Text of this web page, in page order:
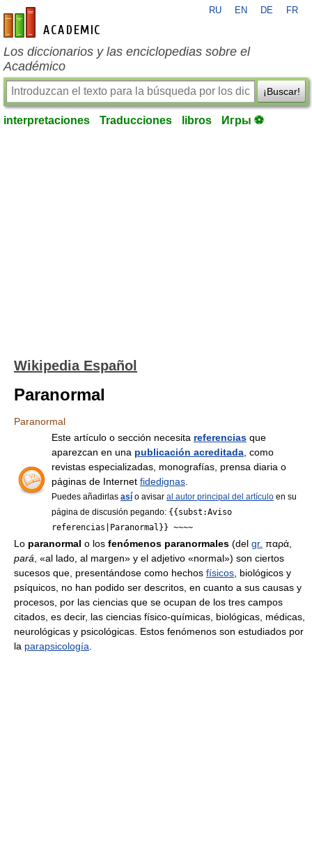
es-academic.com
RU EN DE FR
Los diccionarios y las enciclopedias sobre el
Académico
¡Buscar!
interpretaciones Traducciones libros Игры ⚽
Wikipedia Español
Paranormal
Paranormal
Este artículo o sección necesita referencias que
aparezcan en una publicación acreditada , como
revistas especializadas, monografías, prensa diaria o
páginas de Internet fidedignas
Puedes añadirlas así o avisar al autor principal del artículo en su
página de discusión pegando: {{subst:Aviso
referencias|Paranormal}} ~~~~
Lο paranormal o los fenómenos paranormales (del gr. παρά,
pará , «al lado, al margen» y el adjetivo «normal») son ciertos
sucesos que, presentándose como hechos físicos , biológicos y
psíquicos, no han podido ser descritos, en cuanto a sus causas y
procesos, por las ciencias que se ocupan de los tres campos
citados, es decir, las ciencias físico-químicas, biológicas, médicas,
neurológicas y psicológicas. Estos fenómenos son estudiados por
la parapsicología